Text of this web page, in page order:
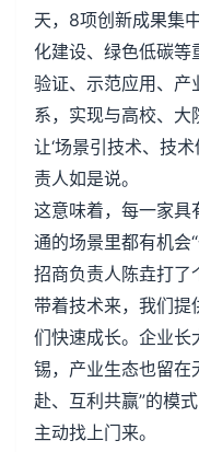
天，8项创新成果集
化建设、绿色低碳等
验证、示范应用、产
系，实现与高校、大
让‘场景引技术、技
责人如是说。
这意味着，每一家具
通的场景里都有机会
招商负责人陈垚打了
带着技术来，我们提
们快速成长。企业长
锡，产业生态也留在
赴、互利共赢”的模
主动找上门来。